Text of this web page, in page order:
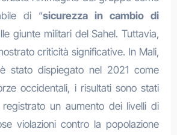
di “sicurezza in cambio di
giunte militari del Sahel. Tuttavia,
criticità significative. In Mali,
stato dispiegato nel 2021 come
occidentali, i risultati sono stati
un aumento dei livelli di
violazioni contro la popolazione